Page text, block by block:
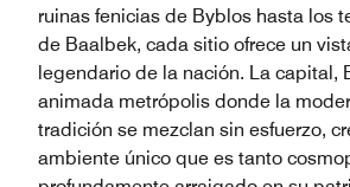
ruinas fenicias de Byblos hasta los
de Baalbek, cada sitio ofrece un
legendario de la nación. La capital,
animada metrópolis donde la
tradición se mezclan sin esfuerzo,
ambiente único que es tanto